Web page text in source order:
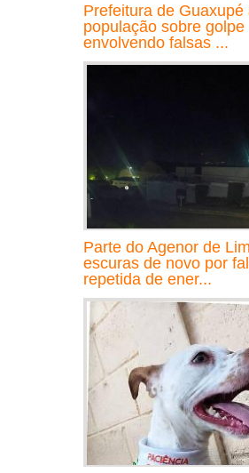
Prefeitura de Guaxupé
população sobre golpe
envolvendo falsas ...
Parte do Agenor de
escuras de novo por
repetida de ener...